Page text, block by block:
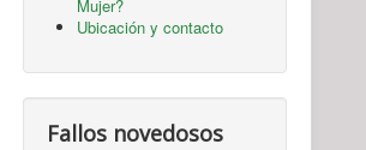
Mujer?
Ubicación y contacto
Fallos novedosos